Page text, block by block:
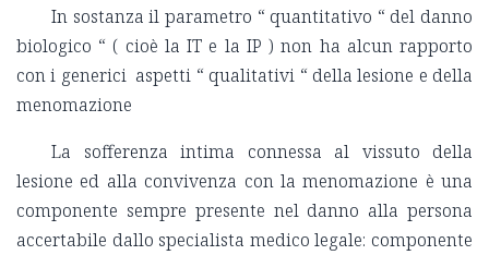
In sostanza il parametro “ quantitativo “ del danno
biologico “ ( cioè la IT e la IP ) non ha alcun rapporto
con i generici aspetti “ qualitativi “ della lesione e della
menomazione
La sofferenza intima connessa al vissuto della
lesione ed alla convivenza con la menomazione è una
componente sempre presente nel danno alla persona
accertabile dallo specialista medico legale: componente